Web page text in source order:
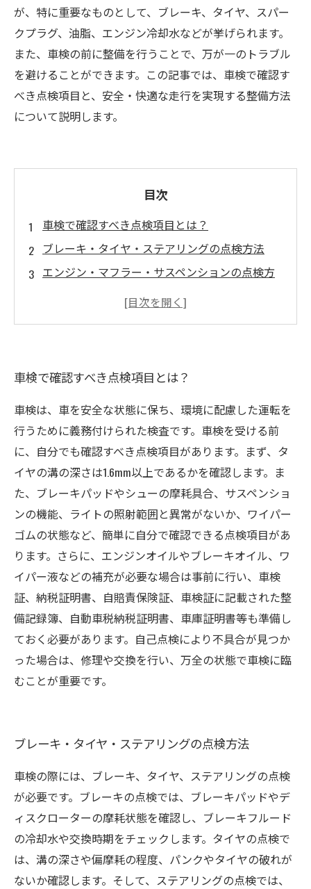
が、特に重要なものとして、ブレーキ、タイヤ、スパー
クプラグ、油脂、エンジン冷却水などが挙げられます。
また、車検の前に整備を行うことで、万が一のトラブル
を避けることができます。この記事では、車検で確認す
べき点検項目と、安全・快適な走行を実現する整備方法
について説明します。
目次
車検で確認すべき点検項目とは？
ブレーキ・タイヤ・ステアリングの点検方法
エンジン・マフラー・サスペンションの点検方
車検で確認すべき点検項目とは？
車検は、車を安全な状態に保ち、環境に配慮した運転を
行うために義務付けられた検査です。車検を受ける前
に、自分でも確認すべき点検項目があります。まず、タ
イヤの溝の深さは1.6mm以上であるかを確認します。ま
た、ブレーキパッドやシューの摩耗具合、サスペンショ
ンの機能、ライトの照射範囲と異常がないか、ワイパー
ゴムの状態など、簡単に自分で確認できる点検項目があ
ります。さらに、エンジンオイルやブレーキオイル、ワ
イパー液などの補充が必要な場合は事前に行い、車検
証、納税証明書、自賠責保険証、車検証に記載された整
備記録簿、自動車税納税証明書、車庫証明書等も準備し
ておく必要があります。自己点検により不具合が見つか
った場合は、修理や交換を行い、万全の状態で車検に臨
むことが重要です。
ブレーキ・タイヤ・ステアリングの点検方法
車検の際には、ブレーキ、タイヤ、ステアリングの点検
が必要です。ブレーキの点検では、ブレーキパッドやデ
ィスクローターの摩耗状態を確認し、ブレーキフルード
の冷却水や交換時期をチェックします。タイヤの点検で
は、溝の深さや偏摩耗の程度、パンクやタイヤの破れが
ないか確認します。そして、ステアリングの点検では、